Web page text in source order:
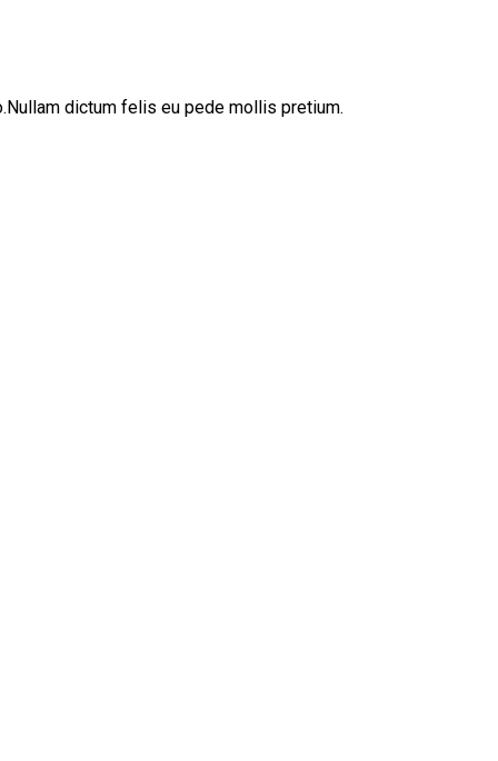
dictum felis eu pede mollis pretium.